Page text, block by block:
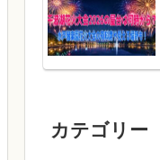
カテゴリー